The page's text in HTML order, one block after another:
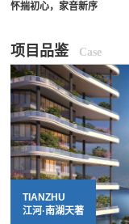
怀揣初心，家音新序
项目品鉴 Case
ID CITY
江河·艾迪城
YIJING CITY
江河·颐璟城
TIANZHU
江河·南湖天著